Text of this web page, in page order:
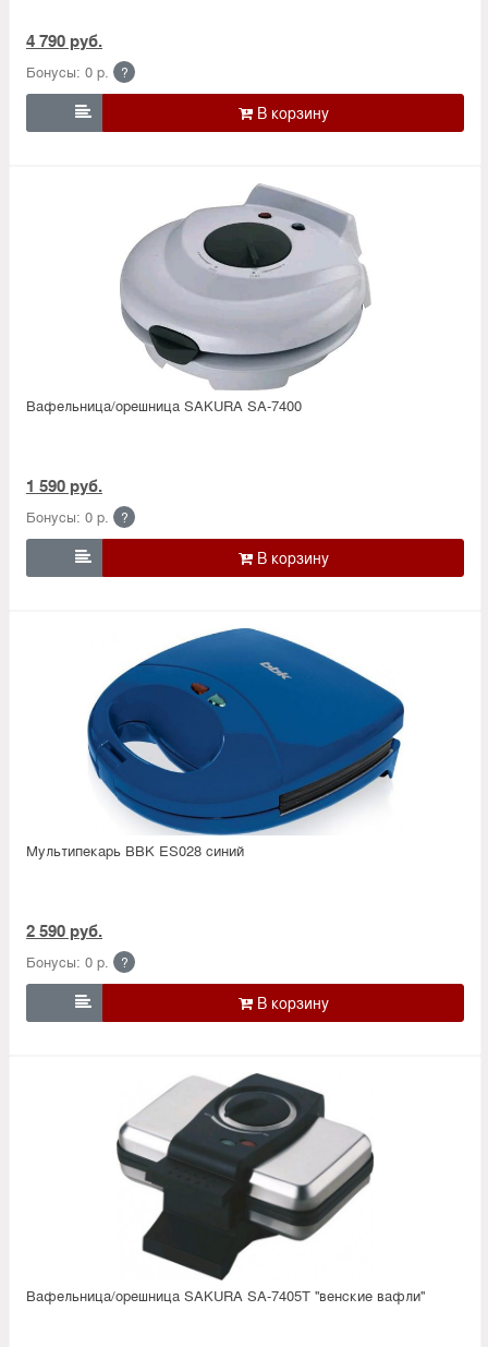
4 790 руб.
Бонусы: 0 р. ?

Вафельница/орешница SAKURA SA-7400
1 590 руб.
Бонусы: 0 р. ?

Мультипекарь BBK ES028 синий
2 590 руб.
Бонусы: 0 р. ?

Вафельница/орешница SAKURA SA-7405T ''венские вафли''